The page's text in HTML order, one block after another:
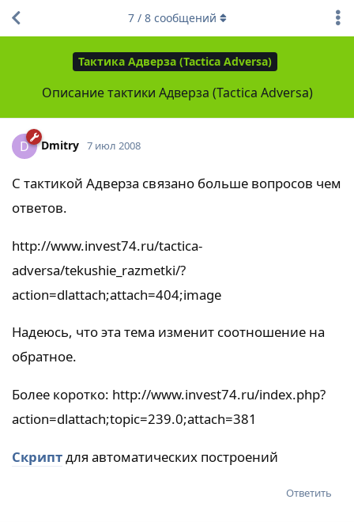
Тактика Адверза (Tactica Adversa)
Описание тактики Адверза (Tactica Adversa)
7/ 8сообщений
D Dmitry 7 июл 2008
С тактикой Адверза связано больше вопросов чем
ответов.
http://www.invest74.ru/tactica-
adversa/tekushie_razmetki/?
action=dlattach;attach=404;image
Надеюсь, что эта тема изменит соотношение на
обратное.
Более коротко: http://www.invest74.ru/index.php?
action=dlattach;topic=239.0;attach=381
Скриптдля автоматических построений
Ответить